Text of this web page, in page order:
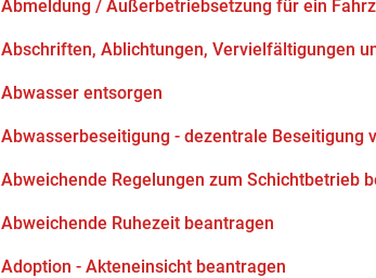
Abmeldung / Außerbetriebsetzung für ein
Abschriften, Ablichtungen, Vervielfältigungen
Abwasser entsorgen
Abwasserbeseitigung - dezentrale Beseitigung
Abweichende Regelungen zum Schichtbetrieb
Abweichende Ruhezeit beantragen
Adoption - Akteneinsicht beantragen